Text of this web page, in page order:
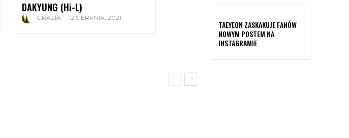
DAKYUNG (Hi-L)
GRAZIA - 12 SIERPNIA, 2021
TAEYEON ZASKAKUJE FANÓW
NOWYM POSTEM NA
INSTAGRAMIE